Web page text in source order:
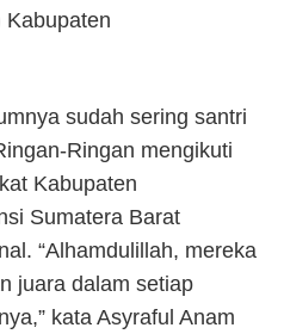
Kabupaten
sudah sering santri
Ringan mengikuti
Kabupaten
Sumatera Barat
“Alhamdulillah, mereka
juara dalam setiap
kata Asyraful Anam